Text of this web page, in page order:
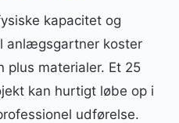
kapacitet og
anlægsgartner koster
materialer. Et 25
kan hurtigt løbe op i
udførelse.